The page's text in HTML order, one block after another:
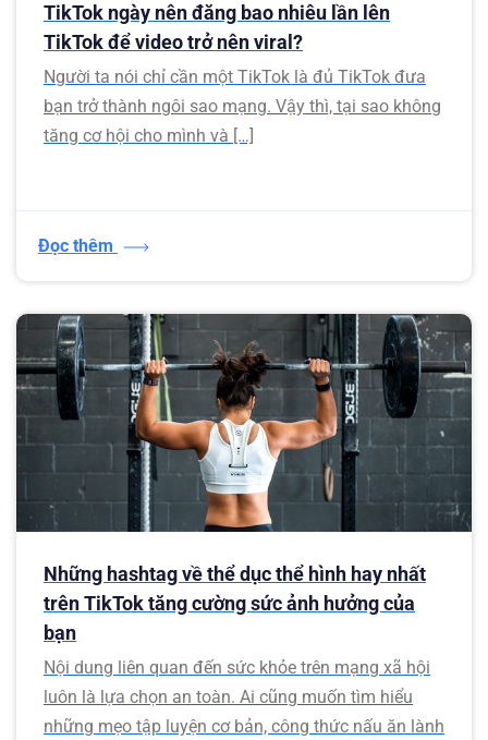
TikTok ngày nên đăng bao nhiêu lần lên
TikTok để video trở nên viral?
Người ta nói chỉ cần một TikTok là đủ TikTok đưa
bạn trở thành ngôi sao mạng. Vậy thì, tại sao không
tăng cơ hội cho mình và […]
Đọc thêm
Những hashtag về thể dục thể hình hay nhất
trên TikTok tăng cường sức ảnh hưởng của
bạn
Nội dung liên quan đến sức khỏe trên mạng xã hội
luôn là lựa chọn an toàn. Ai cũng muốn tìm hiểu
những mẹo tập luyện cơ bản, công thức nấu ăn lành